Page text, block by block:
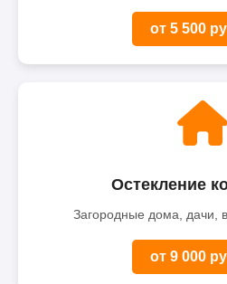
от 5 500
Остекление
Загородные дома, дачи,
от 9 000